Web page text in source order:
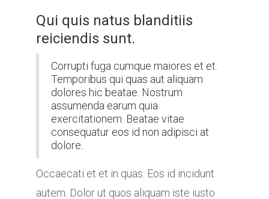
Qui quis natus blanditiis
reiciendis sunt.
Corrupti fuga cumque maiores et et.
Temporibus qui quas aut aliquam
dolores hic beatae. Nostrum
assumenda earum quia
exercitationem. Beatae vitae
consequatur eos id non adipisci at
dolore.
Occaecati et et in quas. Eos id incidunt
autem. Dolor ut quos aliquam iste iusto